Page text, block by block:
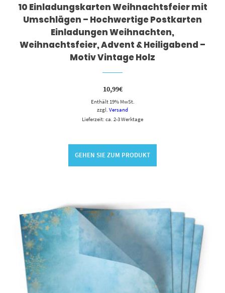
10 Einladungskarten Weihnachtsfeier mit
Umschlägen – Hochwertige Postkarten
Einladungen Weihnachten,
Weihnachtsfeier, Advent & Heiligabend –
Motiv Vintage Holz
10,99€
Enthält 19% MwSt.
zzgl. Versand
Lieferzeit: ca. 2-3 Werktage
GEHEN SIE ZUM PRODUKT